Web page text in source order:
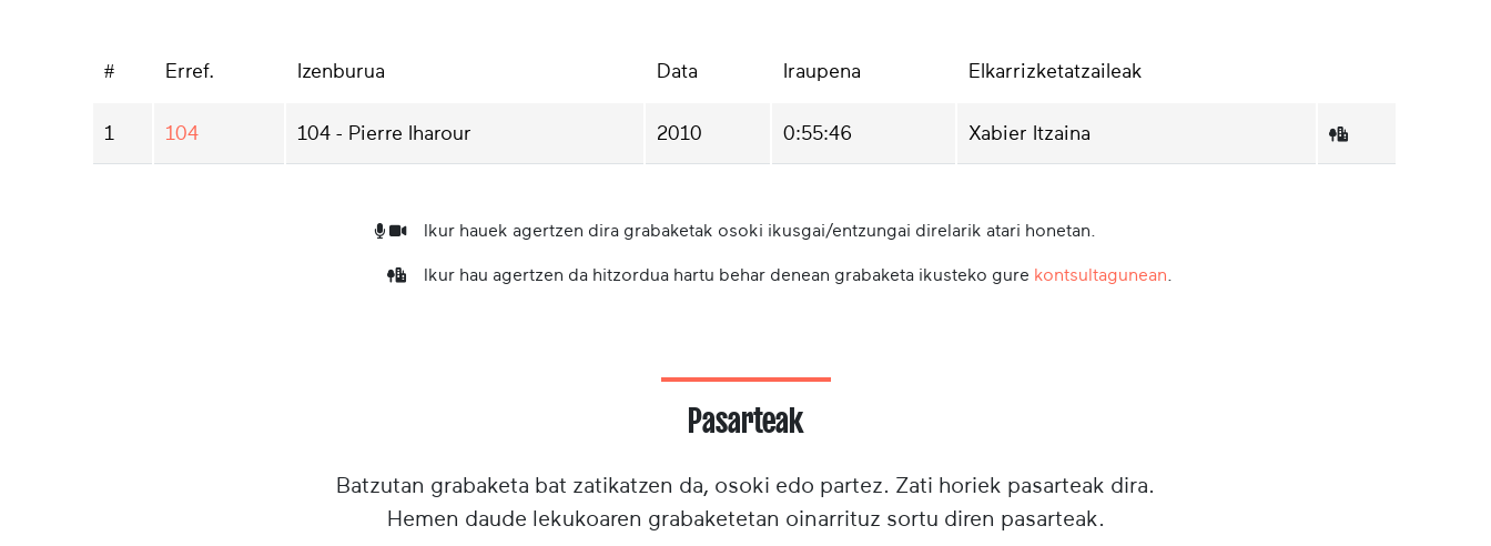
# Erref. Izenburua Data Iraupena Elkarrizketatzaileak
1 104 104 - Pierre Iharour 2010 0:55:46 Xabier Itzaina
Ikur hauek agertzen dira grabaketak osoki ikusgai/entzungai direlarik atari honetan.
Ikur hau agertzen da hitzordua hartu behar denean grabaketa ikusteko gure kontsultagunean
Pasarteak
Batzutan grabaketa bat zatikatzen da, osoki edo partez. Zati horiek pasarteak dira.
Hemen daude lekukoaren grabaketetan oinarrituz sortu diren pasarteak.